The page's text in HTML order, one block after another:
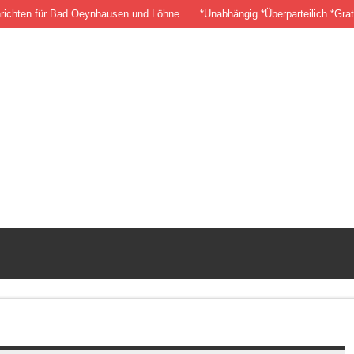
für Bad Oeynhausen und Löhne *Unabhängig *Überparteilich